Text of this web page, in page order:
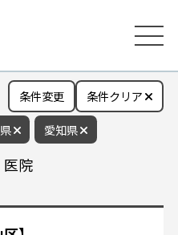
愛知県
条件変更 条件クリア
医院